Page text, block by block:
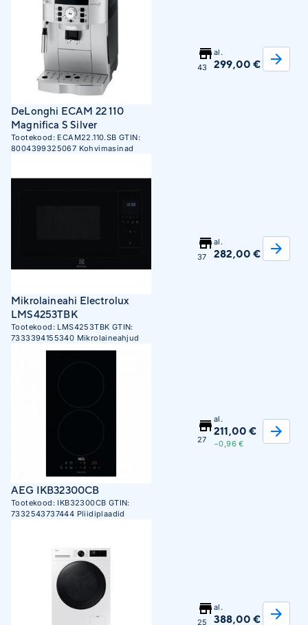
DeLonghi ECAM 22 110
Magnifica S Silver
Tootekood: ECAM22.110.SB GTIN:
8004399325067 Kohvimasinad
43
al.
299,00 €
Mikrolaineahi Electrolux
LMS4253TBK
Tootekood: LMS4253TBK GTIN:
7333394155340 Mikrolaineahjud
37
al.
282,00 €
AEG IKB32300CB
Tootekood: IKB32300CB GTIN:
7332543737444 Pliidiplaadid
27
al.
211,00 €
−0,96 €
25
al.
388,00 €